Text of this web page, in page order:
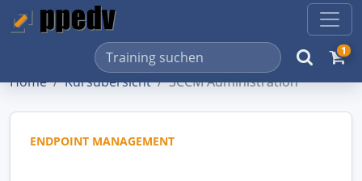
1
Home Kursübersicht SCCM Administration
ENDPOINT MANAGEMENT